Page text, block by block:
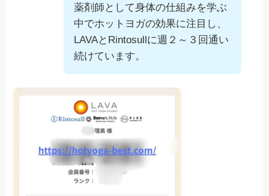
薬剤師として身体の仕組みを学ぶ
中でホットヨガの効果に注目し、
LAVAとRintosullに週２～３回通い
続けています。